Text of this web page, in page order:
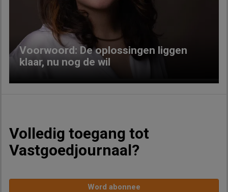
Voorwoord: De oplossingen liggen
klaar, nu nog de wil
Volledig toegang tot
Vastgoedjournaal?
Word abonnee